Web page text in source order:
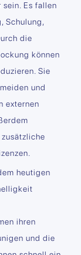
Es fallen
Schulung,
die
können
Sie
und
externen
heutigen
ihren
und die